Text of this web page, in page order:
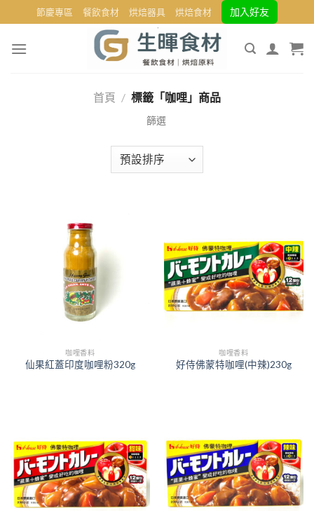
to
content
節慶專區 餐飲食材 烘焙器具 烘焙食材 加入好友
首頁 / 標籤「咖哩」商品
咖哩香料
仙果紅蓋印度咖哩粉320g
咖哩香料
好侍佛蒙特咖哩(中辣)230g